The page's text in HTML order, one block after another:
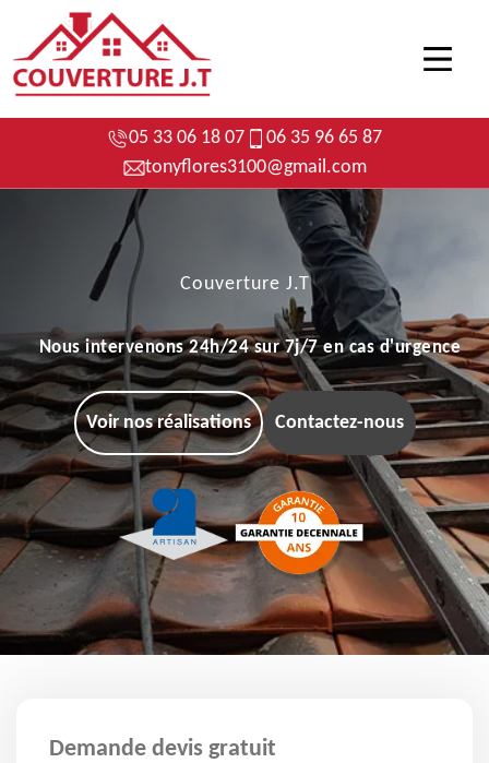
05 33 06 18 07
06 35 96 65 87
tonyflores3100@gmail.com
Couverture J.T
Nous intervenons 24h/24 sur 7j/7 en cas d'urgence
Voir nos réalisations Contactez-nous
Demande devis gratuit